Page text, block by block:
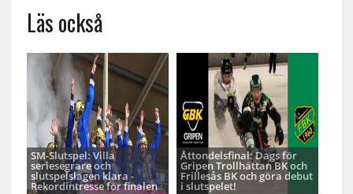
Läs också
SM-Slutspel: Villa
seriesegrare och
slutspelslagen klara -
Rekordintresse för finalen
Åttondelsfinal: Dags för
Gripen Trollhättan BK och
Frillesås BK och göra debut
i slutspelet!